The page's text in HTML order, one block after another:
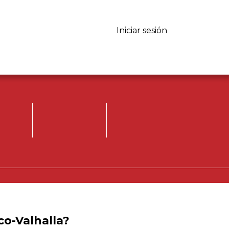
Iniciar sesión
Registrese, para
opinar.
Valhalla?